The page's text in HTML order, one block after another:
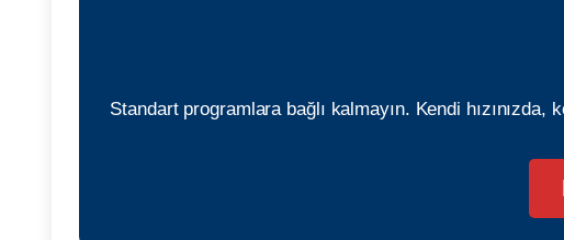
Standart programlara bağlı kalmayın. Kendi